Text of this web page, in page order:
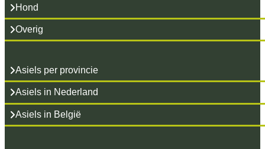
Hond
Overig
Asiels per provincie
Asiels in Nederland
Asiels in België